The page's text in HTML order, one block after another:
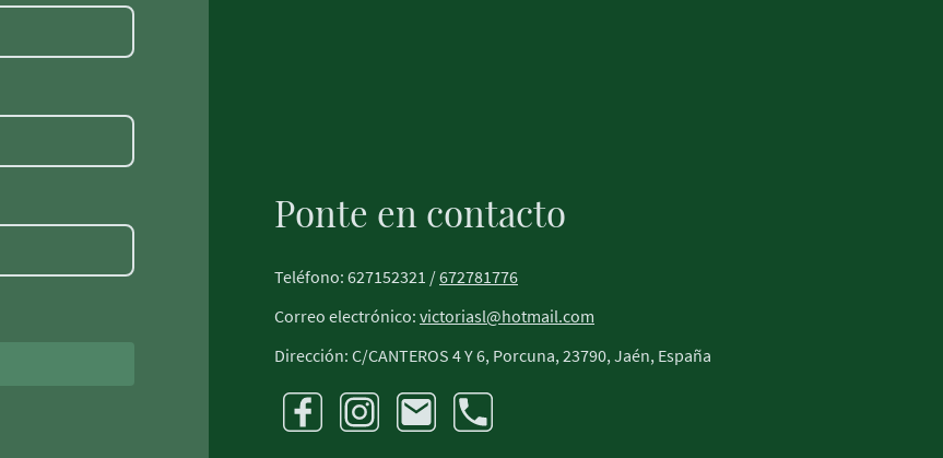
Ponte en contacto
Teléfono: 627152321 /672781776
Correo electrónico: victoriasl@hotmail.com
Dirección: C/CANTEROS 4 Y 6, Porcuna, 23790, Jaén, España